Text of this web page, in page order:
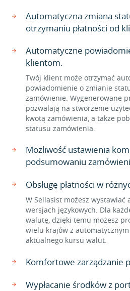
Automatyczna zmiana
otrzymaniu płatności od
Automatyczne
klientom.
Twój klient może otrzymać
powiadomienie o zmianie
zamówienie. Wygenerowane
pozwalają na stworzenie
kwotą zamówienia, a także
statusu zamówienia.
Możliwość ustawienia
podsumowaniu
Obsługę płatności w
W Sellasist możesz
wersjach językowych. Dla
walutę, dzięki temu możesz
wielu krajów z
aktualnego kursu walut.
Komfortowe zarządzanie
Wypłacanie środków z